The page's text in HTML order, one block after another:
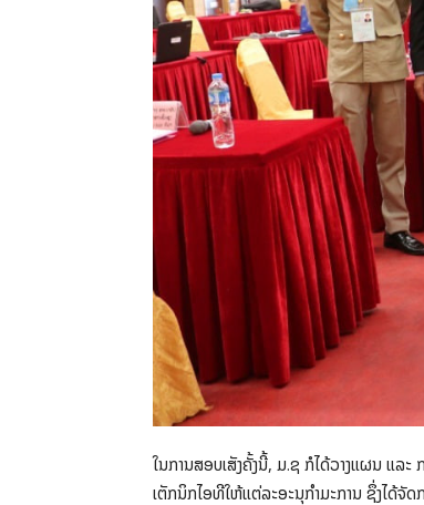
ໃນການສອບເສັງຄັ້ງນີ້, ມ.ຊ ກໍໄດ້ວາງແຜນ ແລ
ເຕັກນິກໄອທີໃຫ້ແຕ່ລະອະນຸກຳມະການ ຊຶ່ງໄດ້ຈັດ